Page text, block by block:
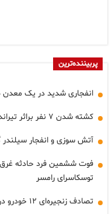
پربیننده‌ترین
انفجاری شدید در یک معدن
کشته شدن ۷ نفر براثر تیراندازی در یک مدرسه کشور تایلند
آتش سوزی و انفجار سیلندر
فوت ششمین فرد حادثه
توسکاسرای رامسر
تصادف زنجیره‌ای ۱۲ خودرو در محور یاسوج اصفهان